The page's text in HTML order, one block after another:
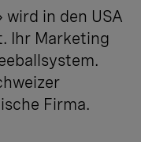
in den USA
Ihr Marketing
Firma.